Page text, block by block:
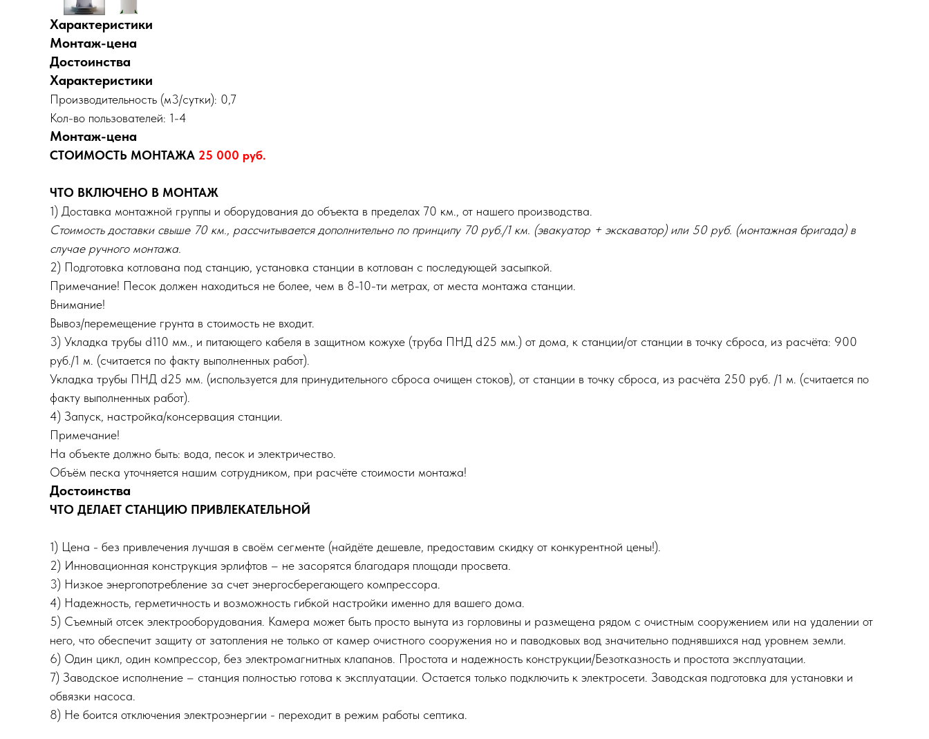
Характеристики
Монтаж-цена
Достоинства
Характеристики
Производительность (м3/сутки): 0,7
Кол-во пользователей: 1-4
Монтаж-цена
СТОИМОСТЬ МОНТАЖА 25 000 руб.
ЧТО ВКЛЮЧЕНО В МОНТАЖ
1) Доставка монтажной группы и оборудования до объекта в пределах 70 км., от нашего производства.
Стоимость доставки свыше 70 км., рассчитывается дополнительно по принципу 70 руб./1 км. (эвакуатор + экскаватор) или 50 руб. (монтажная бригада) в
случае ручного монтажа.
2) Подготовка котлована под станцию, установка станции в котлован с последующей засыпкой.
Примечание! Песок должен находиться не более, чем в 8-10-ти метрах, от места монтажа станции.
Внимание!
Вывоз/перемещение грунта в стоимость не входит.
3) Укладка трубы d110 мм., и питающего кабеля в защитном кожухе (труба ПНД d25 мм.) от дома, к станции/от станции в точку сброса, из расчёта: 900
руб./1 м. (считается по факту выполненных работ).
Укладка трубы ПНД d25 мм. (используется для принудительного сброса очищен стоков), от станции в точку сброса, из расчёта 250 руб. /1 м. (считается по
факту выполненных работ).
4) Запуск, настройка/консервация станции.
Примечание!
На объекте должно быть: вода, песок и электричество.
Объём песка уточняется нашим сотрудником, при расчёте стоимости монтажа!
Достоинства
ЧТО ДЕЛАЕТ СТАНЦИЮ ПРИВЛЕКАТЕЛЬНОЙ
1) Цена - без привлечения лучшая в своём сегменте (найдёте дешевле, предоставим скидку от конкурентной цены!).
2) Инновационная конструкция эрлифтов – не засорятся благодаря площади просвета.
3) Низкое энергопотребление за счет энергосберегающего компрессора.
4) Надежность, герметичность и возможность гибкой настройки именно для вашего дома.
5) Съемный отсек электрооборудования. Камера может быть просто вынута из горловины и размещена рядом с очистным сооружением или на удалении от
него, что обеспечит защиту от затопления не только от камер очистного сооружения но и паводковых вод значительно поднявшихся над уровнем земли.
6) Один цикл, один компрессор, без электромагнитных клапанов. Простота и надежность конструкции/Безотказность и простота эксплуатации.
7) Заводское исполнение – станция полностью готова к эксплуатации. Остается только подключить к электросети. Заводская подготовка для установки и
обвязки насоса.
8) Не боится отключения электроэнергии - переходит в режим работы септика.